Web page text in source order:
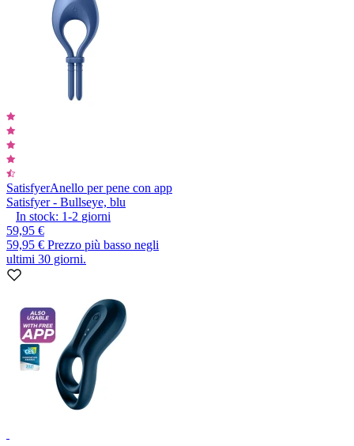
SatisfyerAnello per pene con app
Satisfyer - Bullseye, blu
In stock: 1-2 giorni
59,95 €
59,95 € Prezzo più basso negli
ultimi 30 giorni.